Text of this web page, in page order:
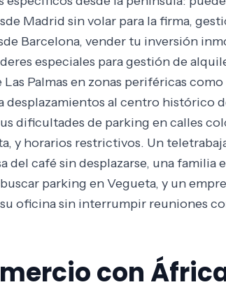
Madrid sin volar para la firma,
Barcelona, vender tu inversión
especiales para gestión de
Palmas en zonas periféricas como
al centro histórico
dificultades de parking en calles
y horarios restrictivos. Un
café sin desplazarse, una familia
parking en Vegueta, y un
oficina sin interrumpir reuniones
con